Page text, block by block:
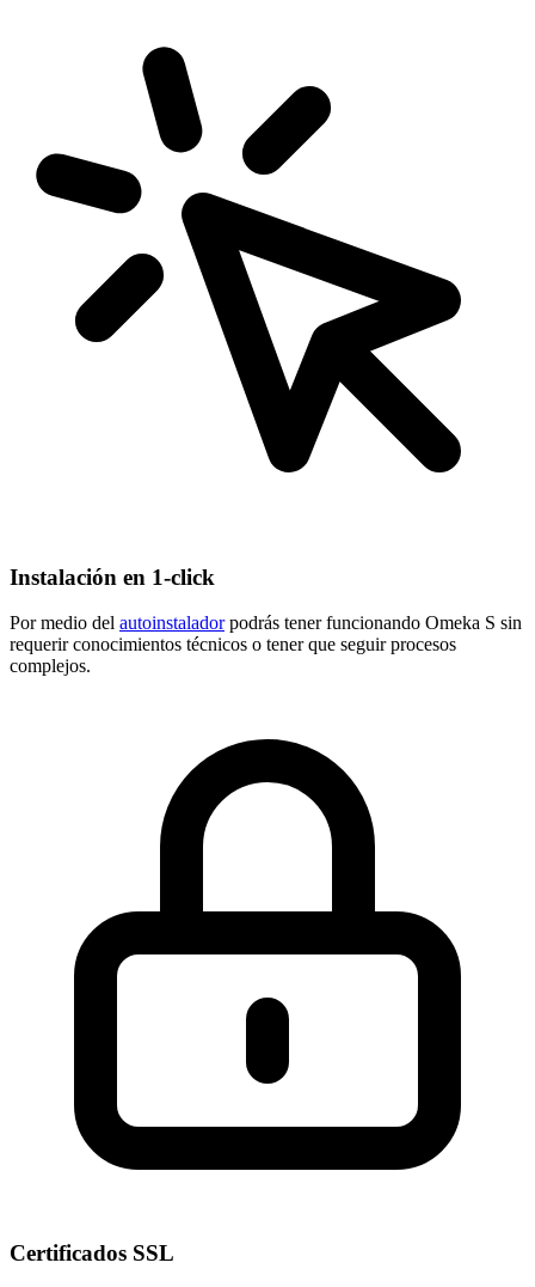
Instalación en 1-click
Por medio del autoinstaladorpodrás tener funcionando Omeka S sin
requerir conocimientos técnicos o tener que seguir procesos
complejos.
Certificados SSL